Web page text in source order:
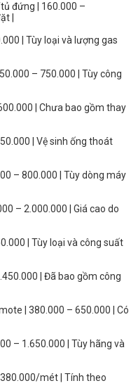
đứng | 160.000 –
|
| Tùy loại và lượng gas
– 750.000 | Tùy công
| Chưa bao gồm thay
| Vệ sinh ống thoát
– 800.000 | Tùy dòng máy
– 2.000.000 | Giá cao do
| Tùy loại và công suất
| Đã bao gồm công
| 380.000 – 650.000 | Có
– 1.650.000 | Tùy hãng và
380.000/mét | Tính theo